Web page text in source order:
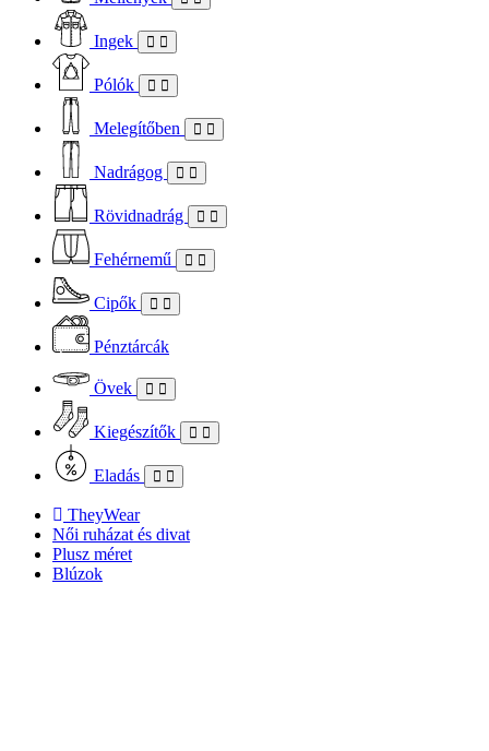
Ingek
Pólók
Melegítőben
Nadrágog
Rövidnadrág
Fehérnemű
Cipők
Pénztárcák
Övek
Kiegészítők
Eladás
TheyWear
Női ruházat és divat
Plusz méret
Blúzok